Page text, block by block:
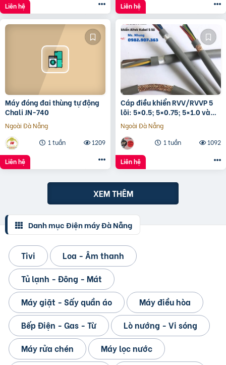
Liên hệ Liên hệ
Máy đóng đai thùng tự động
Chali JN-740
Ngoài Đà Nẵng
1 tuần
1209
Liên hệ
Cáp điều khiển RVV/RVVP 5
lõi: 5×0.5; 5×0.75; 5×1.0 và
5×1.5
Ngoài Đà Nẵng
1 tuần
1092
Liên hệ
XEM THÊM
Danh mục Điện máy Đà Nẵng
Tivi
Loa - Âm thanh
Tủ lạnh - Đông - Mát
Máy giặt - Sấy quần áo
Máy điều hòa
Bếp Điện - Gas - Từ
Lò nướng - Vi sóng
Máy rửa chén
Máy lọc nước